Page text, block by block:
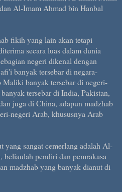
Al-Imam Ahmad bin Hanbal
fikih yang lain akan tetapi
secara luas dalam dunia
negeri dikenal dengan
banyak tersebar di negara-
Maliki banyak tersebar di negeri-
tersebar di India, Pakistan,
juga di China, adapun madzhab
negeri Arab, khususnya Arab
yang sangat cemerlang adalah Al-
pendiri dan pemrakasa
madzhab yang banyak dianut di